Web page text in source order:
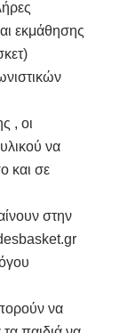
εκμάθησης
, οι
να
και σε
στην
.gr
να